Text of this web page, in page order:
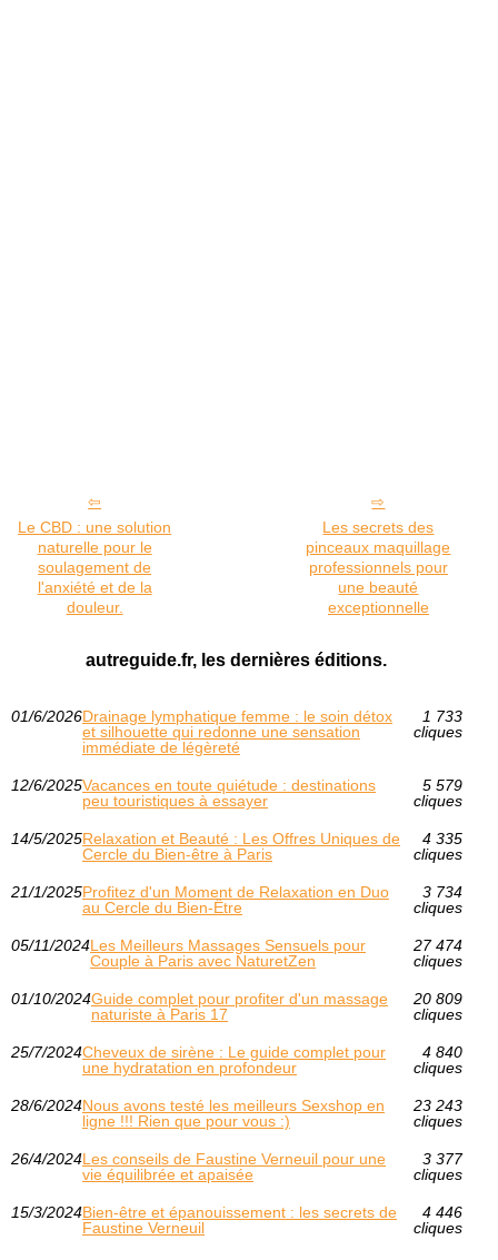
Le CBD : une solution
naturelle pour le
soulagement de
l'anxiété et de la
douleur.
Les secrets des
pinceaux maquillage
professionnels pour
une beauté
exceptionnelle
autreguide.fr, les dernières éditions.
01/6/2026Drainage lymphatique femme : le soin détox
et silhouette qui redonne une sensation
immédiate de légèreté
1 733
cliques
12/6/2025Vacances en toute quiétude : destinations
peu touristiques à essayer
5 579
cliques
14/5/2025Relaxation et Beauté : Les Offres Uniques de
Cercle du Bien-être à Paris
4 335
cliques
21/1/2025Profitez d'un Moment de Relaxation en Duo
au Cercle du Bien-Être
3 734
cliques
05/11/2024Les Meilleurs Massages Sensuels pour
Couple à Paris avec NaturetZen
27 474
cliques
01/10/2024Guide complet pour profiter d'un massage
naturiste à Paris 17
20 809
cliques
25/7/2024Cheveux de sirène : Le guide complet pour
une hydratation en profondeur
4 840
cliques
28/6/2024Nous avons testé les meilleurs Sexshop en
ligne !!! Rien que pour vous :)
23 243
cliques
26/4/2024Les conseils de Faustine Verneuil pour une
vie équilibrée et apaisée
3 377
cliques
15/3/2024Bien-être et épanouissement : les secrets de
Faustine Verneuil
4 446
cliques